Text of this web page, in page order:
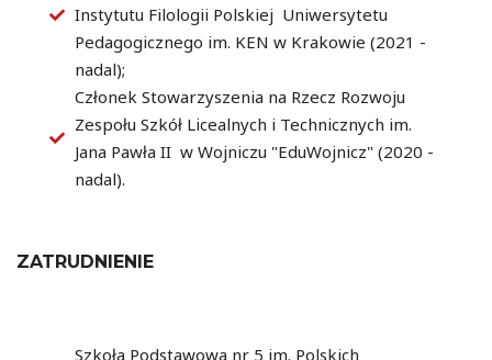
Instytutu Filologii Polskiej Uniwersytetu
Pedagogicznego im. KEN w Krakowie (2021 -
nadal);
Członek Stowarzyszenia na Rzecz Rozwoju
Zespołu Szkół Licealnych i Technicznych im.
Jana Pawła II w Wojniczu "EduWojnicz" (2020 -
nadal).
ZATRUDNIENIE
Szkoła Podstawowa nr 5 im. Polskich